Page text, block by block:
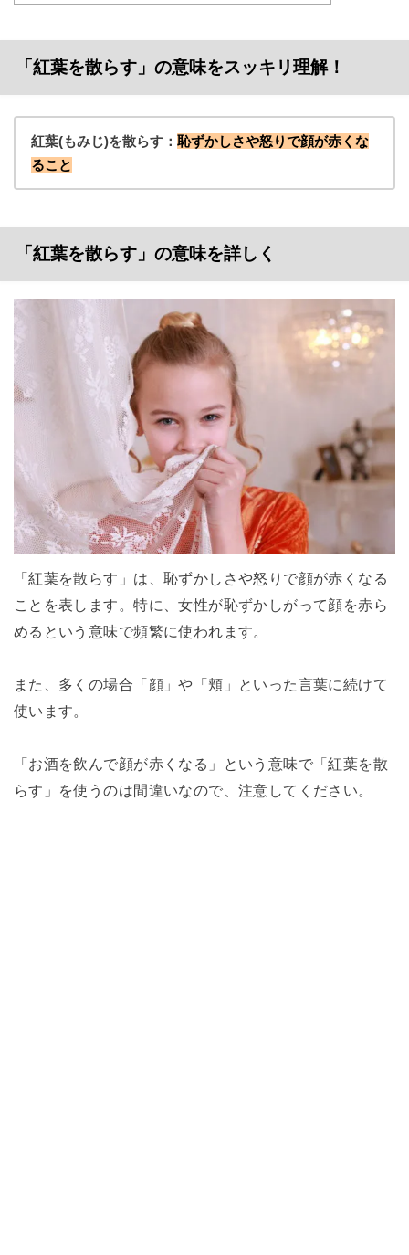
「紅葉を散らす」の意味をスッキリ理解！
紅葉(もみじ)を散らす： 恥ずかしさや怒りで顔が赤くな
ること
「紅葉を散らす」の意味を詳しく
「紅葉を散らす」は、恥ずかしさや怒りで顔が赤くなる
ことを表します。特に、女性が恥ずかしがって顔を赤ら
めるという意味で頻繁に使われます。
また、多くの場合「顔」や「頬」といった言葉に続けて
使います。
「お酒を飲んで顔が赤くなる」という意味で「紅葉を散
らす」を使うのは間違いなので、注意してください。